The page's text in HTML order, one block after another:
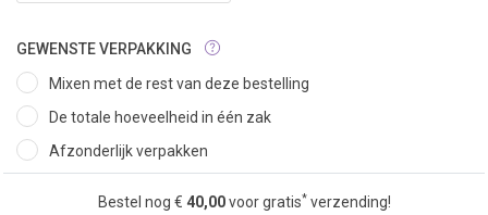
GEWENSTE VERPAKKING
Mixen met de rest van deze bestelling
De totale hoeveelheid in één zak
Afzonderlijk verpakken
Bestel nog € 40,00voor gratis*verzending!